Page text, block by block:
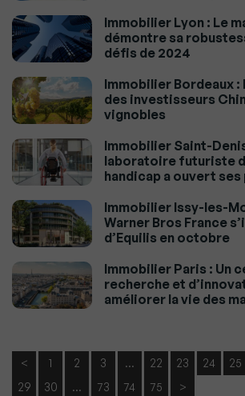
Immobilier Lyon : Le
démontre sa
défis de 2024
Immobilier Bordeaux :
des investisseurs
vignobles
Immobilier Saint-
laboratoire futuriste
handicap a ouvert
Immobilier Issy-les-
Warner Bros France
d’Equilis en octobre
Immobilier Paris : Un
recherche et
améliorer la vie des
< 1 2 3 … 22 23 24 25
29
30 … 73 74 75 >